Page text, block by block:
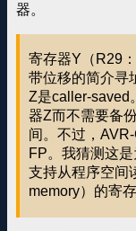
器。
寄存器Y（R29
带位移的简介寻
Z是caller-saved
器Z而不需要备
间。不过，
FP。我猜测这
支持从程序空间
memory）的寄存